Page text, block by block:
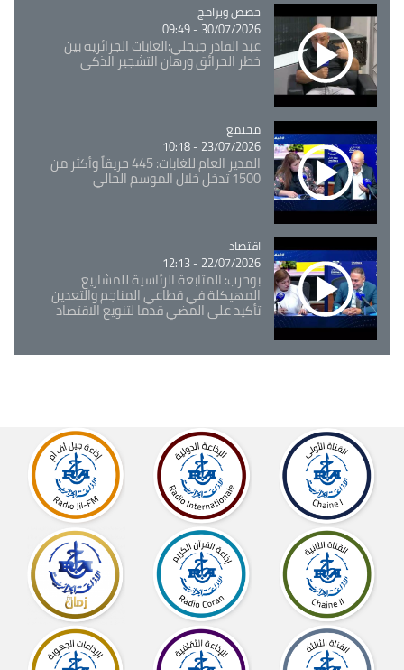
Catégorie
حصص وبرامج
30/07/2026 - 09:49
عبد القادر جيجلي:الغابات الجزائرية بين
خطر الحرائق ورهان التشجير الذكي
Catégorie
مجتمع
23/07/2026 - 10:18
المدير العام للغابات: 445 حريقاً وأكثر من
1500 تدخل خلال الموسم الحالي
Catégorie
اقتصاد
22/07/2026 - 12:13
بوحرب: المتابعة الرئاسية للمشاريع
المهيكلة في قطاعي المناجم والتعدين
تأكيد على المضي قدما لتنويع الاقتصاد